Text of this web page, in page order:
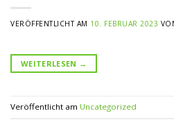
VERÖFFENTLICHT AM 10. FEBRUAR 2023
WEITERLESEN →
Veröffentlicht am Uncategorized